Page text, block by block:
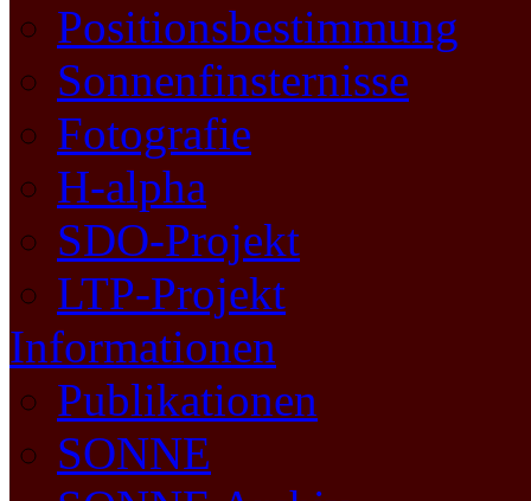
Positionsbestimmung
Sonnenfinsternisse
Fotografie
H-alpha
SDO-Projekt
LTP-Projekt
Informationen
Publikationen
SONNE